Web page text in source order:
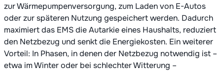
zur Wärmepumpenversorgung, zum Laden von E-Autos
oder zur späteren Nutzung gespeichert werden. Dadurch
maximiert das EMS die Autarkie eines Haushalts, reduziert
den Netzbezug und senkt die Energiekosten. Ein weiterer
Vorteil: In Phasen, in denen der Netzbezug notwendig ist –
etwa im Winter oder bei schlechter Witterung –